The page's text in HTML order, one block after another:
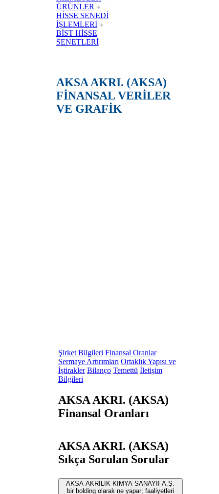
ÜRÜNLER
HİSSE SENEDİ
İŞLEMLERİ
BİST HİSSE
SENETLERİ
AKSA AKRI. (AKSA)
FİNANSAL VERİLER
VE GRAFİK
Şirket Bilgileri Finansal Oranlar
Sermaye Artırımları Ortaklık Yapısı ve
İştirakler Bilanço Temettü İletişim
Bilgileri
AKSA AKRI. (AKSA)
Finansal Oranları
AKSA AKRI. (AKSA)
Sıkça Sorulan Sorular
AKSA AKRİLİK KİMYA SANAYİİ A.Ş.
bir holding olarak ne yapar; faaliyetleri